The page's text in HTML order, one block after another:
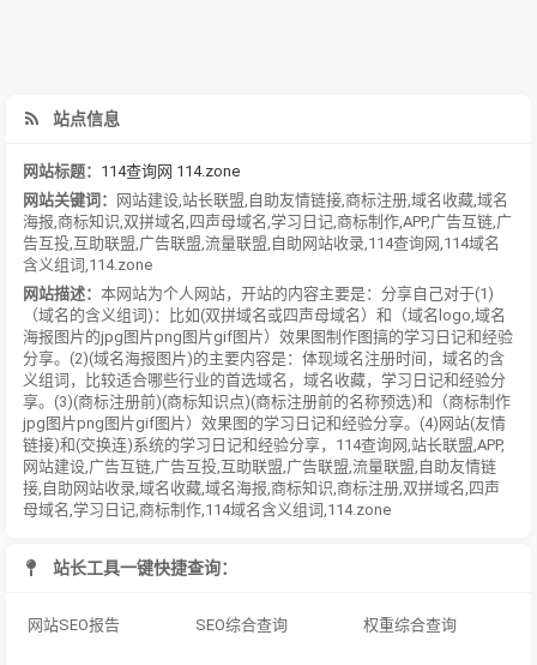
站点信息
网站标题： 114查询网 114.zone
网站关键词：
网站建设 站长联盟 自助友情链接 商标注册 域名收藏 域名
海报 商标知识 双拼域名 四声母域名 学习日记 商标制作 APP,广告互链 广
告互投 互助联盟 广告联盟 流量联盟 自助网站收录 114查询网 114域名
含义组词 114.zone
网站描述： 本网站为个人网站，开站的内容主要是：分享自己对于(1)
（域名的含义组词)：比如(双拼域名或四声母域名）和（域名logo,域名
海报图片的jpg图片png图片gif图片）效果图制作图搞的学习日记和经验
分享。(2)(域名海报图片)的主要内容是：体现域名注册时间，域名的含
义组词，比较适合哪些行业的首选域名，域名收藏，学习日记和经验分
享。(3)(商标注册前)(商标知识点)(商标注册前的名称预选)和（商标制作
jpg图片png图片gif图片）效果图的学习日记和经验分享。(4)网站(友情
链接)和(交换连)系统的学习日记和经验分享，114查询网,站长联盟,APP,
网站建设,广告互链,广告互投,互助联盟,广告联盟,流量联盟,自助友情链
接,自助网站收录,域名收藏,域名海报,商标知识,商标注册,双拼域名,四声
母域名,学习日记,商标制作,114域名含义组词,114.zone
站长工具一键快捷查询：
网站SEO报告 SEO综合查询 权重综合查询